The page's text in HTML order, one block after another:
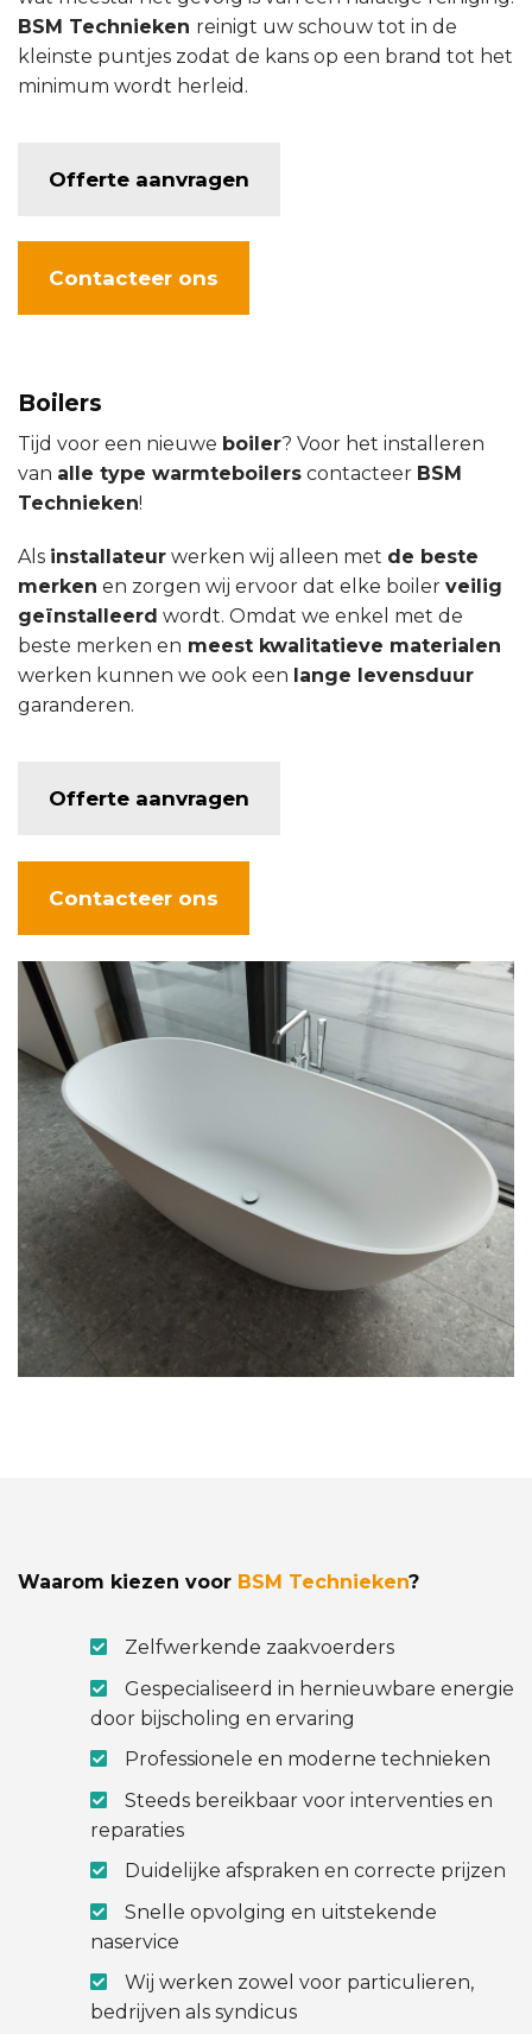
BSM Technieken reinigt uw schouw tot in de
kleinste puntjes zodat de kans op een brand tot het
minimum wordt herleid.
Offerte aanvragen
Contacteer ons
Boilers
Tijd voor een nieuwe boiler? Voor het installeren
van alle type warmteboilers contacteer BSM
Technieken!
Als installateur werken wij alleen met de beste
merken en zorgen wij ervoor dat elke boiler veilig
geïnstalleerd wordt. Omdat we enkel met de
beste merken en meest kwalitatieve materialen
werken kunnen we ook een lange levensduur
garanderen.
Offerte aanvragen
Contacteer ons
Waarom kiezen voor BSM Technieken?
Zelfwerkende zaakvoerders
Gespecialiseerd in hernieuwbare energie
door bijscholing en ervaring
Professionele en moderne technieken
Steeds bereikbaar voor interventies en
reparaties
Duidelijke afspraken en correcte prijzen
Snelle opvolging en uitstekende
naservice
Wij werken zowel voor particulieren,
bedrijven als syndicus